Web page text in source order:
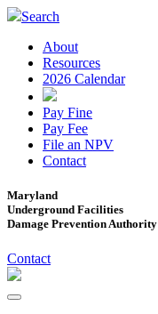
Search
About
Resources
2026 Calendar
Pay Fine
Pay Fee
File an NPV
Contact
Maryland
Underground Facilities
Damage Prevention Authority
Contact